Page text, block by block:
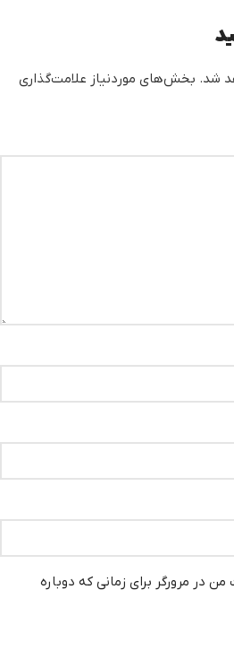
شد. بخش‌های موردنیاز علامت‌گذاری
در مرورگر برای زمانی که دوباره